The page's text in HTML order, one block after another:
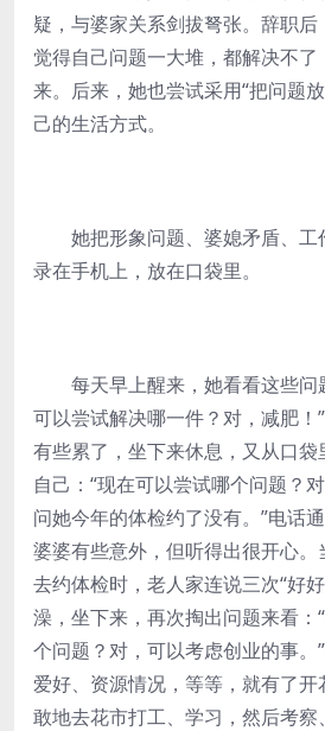
疑，与婆家关系剑拔弩张。辞职
觉得自己问题一大堆，都解决不
来。后来，她也尝试采用“把问题
己的生活方式。
她把形象问题、婆媳矛盾、工
录在手机上，放在口袋里。
每天早上醒来，她看看这些问
可以尝试解决哪一件？对，减肥！
有些累了，坐下来休息，又从口
自己：“现在可以尝试哪个问题？
问她今年的体检约了没有。”电话
婆婆有些意外，但听得出很开心
去约体检时，老人家连说三次“好
澡，坐下来，再次掏出问题来看：
个问题？对，可以考虑创业的事。
爱好、资源情况，等等，就有了开
敢地去花市打工、学习，然后考